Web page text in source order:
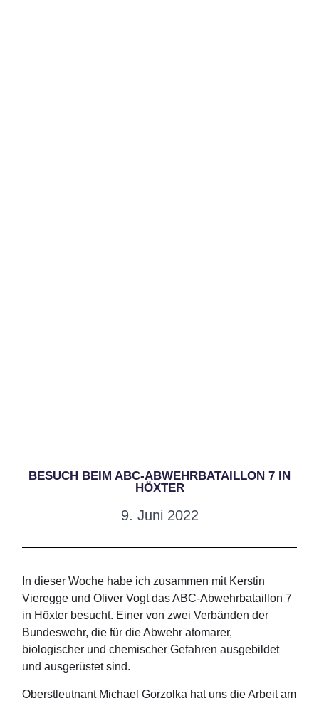
BESUCH BEIM ABC-ABWEHRBATAILLON 7 IN
HÖXTER
9. Juni 2022
In dieser Woche habe ich zusammen mit Kerstin
Vieregge und Oliver Vogt das ABC-Abwehrbataillon 7
in Höxter besucht. Einer von zwei Verbänden der
Bundeswehr, die für die Abwehr atomarer,
biologischer und chemischer Gefahren ausgebildet
und ausgerüstet sind.
Oberstleutnant Michael Gorzolka hat uns die Arbeit am